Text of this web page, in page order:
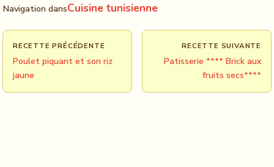
Navigation dansCuisine tunisienne
RECETTE PRÉCÉDENTE
Poulet piquant et son riz
jaune
RECETTE SUIVANTE
Patisserie **** Brick aux
fruits secs****